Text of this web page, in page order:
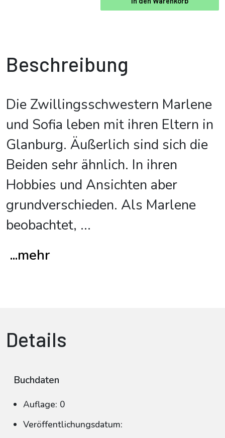
Beschreibung
Die Zwillingsschwestern Marlene
und Sofia leben mit ihren Eltern in
Glanburg. Äußerlich sind sich die
Beiden sehr ähnlich. In ihren
Hobbies und Ansichten aber
grundverschieden. Als Marlene
beobachtet, ...
...mehr
Details
Buchdaten
Auflage: 0
Veröffentlichungsdatum: